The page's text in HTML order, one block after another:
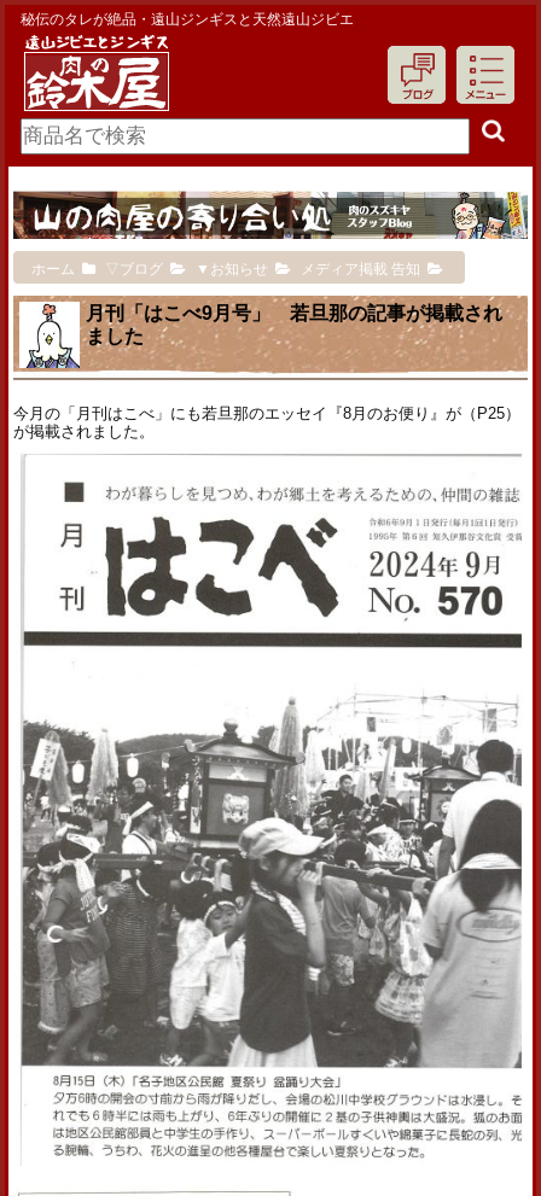
秘伝のタレが絶品・遠山ジンギスと天然遠山ジビエ
ホーム ▽ブログ ▼お知らせ メディア掲載 告知
月刊「はこべ9月号」 若旦那の記事が掲載され
ました
今月の「月刊はこべ」にも若旦那のエッセイ『8月のお便り』が（P25）
が掲載されました。